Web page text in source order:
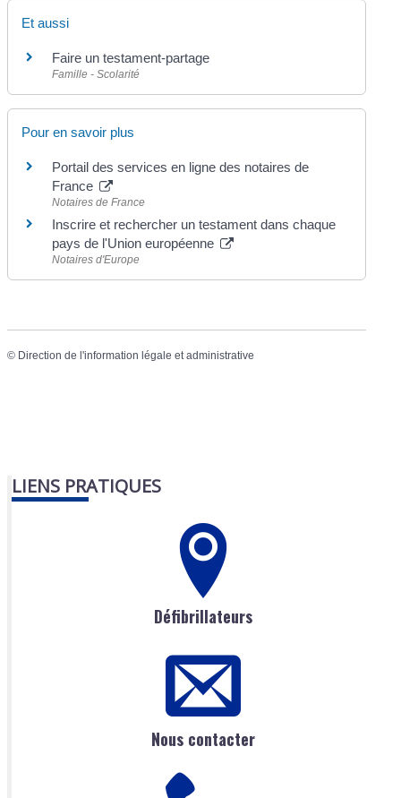
Et aussi
Faire un testament-partage
Famille - Scolarité
Pour en savoir plus
Portail des services en ligne des notaires de
France
Notaires de France
Inscrire et rechercher un testament dans chaque
pays de l'Union européenne
Notaires d'Europe
© Direction de l'information légale et administrative
LIENS PRATIQUES
Défibrillateurs
Nous contacter